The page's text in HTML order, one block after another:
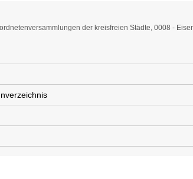
der kreisfreien Städte, 0008 -